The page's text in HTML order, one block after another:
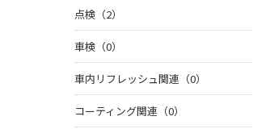
点検（2）
車検（0）
車内リフレッシュ関連（0）
コーティング関連（0）